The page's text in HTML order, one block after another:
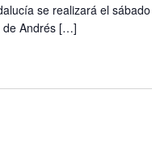
se realizará el
de Andrés […]